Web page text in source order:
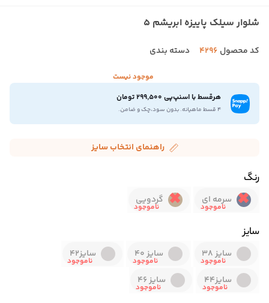
شلوار سیلک پاییزه ابریشم 5
کد محصول 4296 دسته بندی
موجود نیست
هرقسط با اسنپ‌پی 299,500 تومان
۴ قسط ماهیانه. بدون سود،چک و ضامن.
راهنمای انتخاب سایز
رنگ
سرمه ای گردویی
سایز
سایز 38 سایز 40
سایز42
سایز44
سایز 46